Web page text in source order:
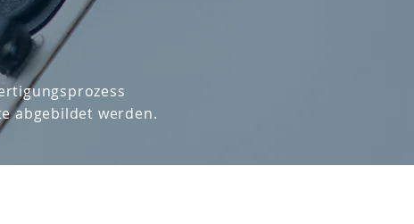
abgebildet werden.